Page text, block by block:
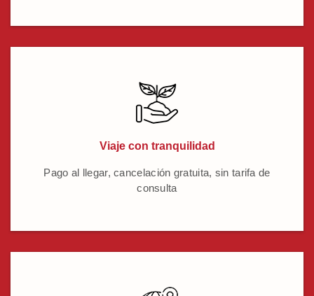
Viaje con tranquilidad
Pago al llegar, cancelación gratuita, sin tarifa de
consulta